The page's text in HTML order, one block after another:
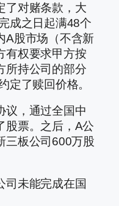
了对赌条款，大
成之日起满48个
A股市场（不含新
有权要求甲方按
所持公司的部分
定了赎回价格。
议，通过全国中
股票。之后，A公
三板公司600万股
司未能完成在国